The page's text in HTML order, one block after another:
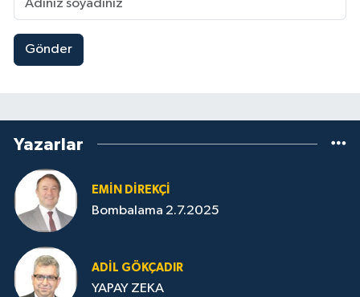
Gönder
Yazarlar
EMIN DIREKÇI
Bombalama 2.7.2025
ADIL GÖKÇADIR
YAPAY ZEKA